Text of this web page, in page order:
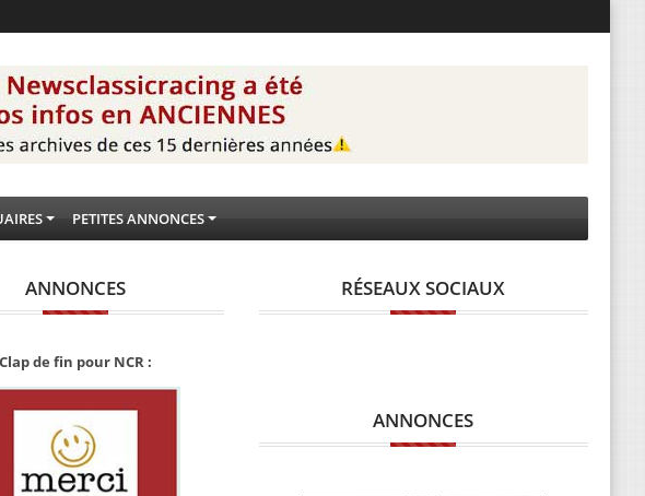
PETITES ANNONCES
ANNONCES
Clap de fin pour NCR :
RÉSEAUX SOCIAUX
ANNONCES